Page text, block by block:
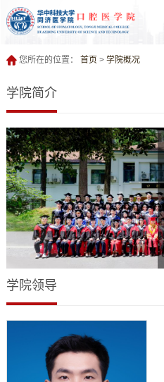
您所在的位置： 首页 > 学院概况
学院简介
学院领导